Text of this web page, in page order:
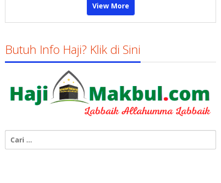
View More
Butuh Info Haji? Klik di Sini
untuk: